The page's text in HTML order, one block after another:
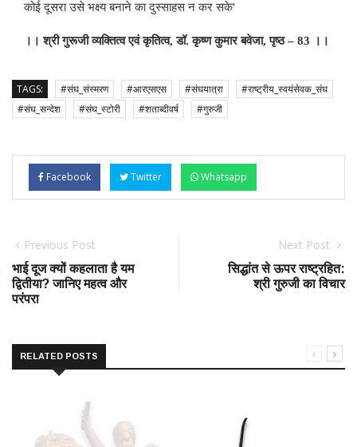
कोई दूसरा उसे भक्ष्य बनाने का दुस्साहस न कर सके'
।। श्री गुरूजी व्यक्तित्व एवं कृतित्व,डॉ. कृष्ण कुमार बवेजा,पृष्ठ– 83 ।।
TAGS: #संघ_संस्मरण #आरएसएस #संघयात्रा
#राष्ट्रीय_स्वयंसेवक_संघ
#संघ_सन्देश
#संघ_स्टोरी #शताब्दीवर्ष #गुरुजी
Facebook Twitter Whatsapp
Previous Post
भाई दूज क्यों कहलाता है यम
द्वितीया? जानिए महत्व और
परंपरा
Next Post
सिद्धांत से ऊपर राष्ट्रहित:
श्री गुरुजी का विचार
RELATED POSTS